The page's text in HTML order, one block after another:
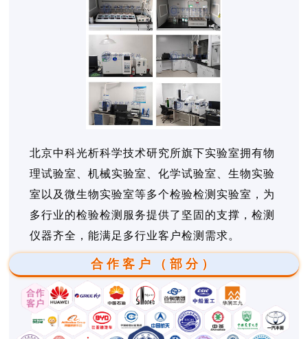
北京中科光析科学技术研究所旗下实验室拥有物
理试验室、机械实验室、化学试验室、生物实验
室以及微生物实验室等多个检验检测实验室，为
多行业的检验检测服务提供了坚固的支撑，检测
仪器齐全，能满足多行业客户检测需求。
合作客户（部分）